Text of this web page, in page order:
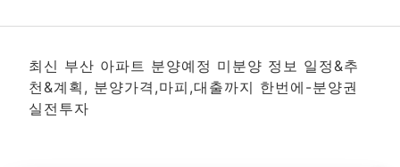
최신 부산 아파트 분양예정 미분양 정보 일정&추
천&계획, 분양가격,마피,대출까지 한번에-분양권
실전투자